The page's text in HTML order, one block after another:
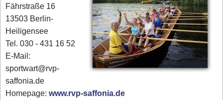
Fährstraße 16
13503 Berlin-
Heiligensee
Tel. 030 - 431 16 52
E-Mail:
sportwart@rvp-
saffonia.de
Homepage:www.rvp-saffonia.de